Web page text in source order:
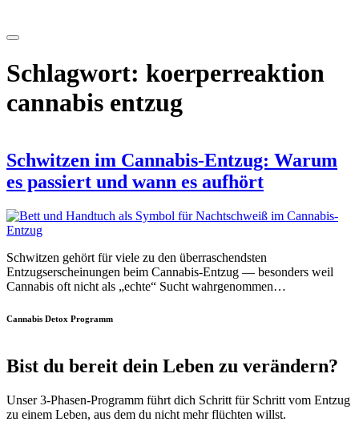
Schlagwort: koerperreaktion
cannabis entzug
Schwitzen im Cannabis-Entzug: Warum
es passiert und wann es aufhört
Schwitzen gehört für viele zu den überraschendsten
Entzugserscheinungen beim Cannabis-Entzug — besonders weil
Cannabis oft nicht als „echte“ Sucht wahrgenommen…
Cannabis Detox Programm
Bist du bereit dein Leben zu verändern?
Unser 3-Phasen-Programm führt dich Schritt für Schritt vom Entzug
zu einem Leben, aus dem du nicht mehr flüchten willst.